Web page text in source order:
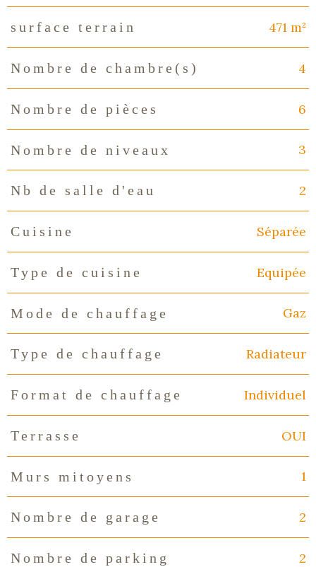
surface terrain 471 m²
Nombre de chambre(s) 4
Nombre de pièces 6
Nombre de niveaux 3
Nb de salle d'eau 2
Cuisine Séparée
Type de cuisine Equipée
Mode de chauffage Gaz
Type de chauffage Radiateur
Format de chauffage Individuel
Terrasse OUI
Murs mitoyens 1
Nombre de garage 2
Nombre de parking 2